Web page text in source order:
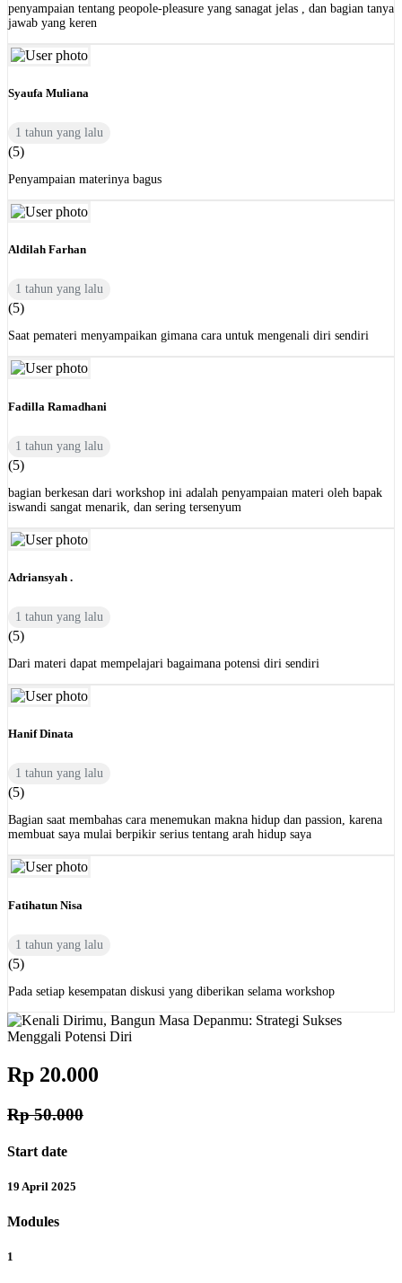
penyampaian tentang peopole-pleasure yang sanagat jelas , dan bagian tanya
jawab yang keren
Syaufa Muliana
1 tahun yang lalu
(5)
Penyampaian materinya bagus
Aldilah Farhan
1 tahun yang lalu
(5)
Saat pemateri menyampaikan gimana cara untuk mengenali diri sendiri
Fadilla Ramadhani
1 tahun yang lalu
(5)
bagian berkesan dari workshop ini adalah penyampaian materi oleh bapak
iswandi sangat menarik, dan sering tersenyum
Adriansyah .
1 tahun yang lalu
(5)
Dari materi dapat mempelajari bagaimana potensi diri sendiri
Hanif Dinata
1 tahun yang lalu
(5)
Bagian saat membahas cara menemukan makna hidup dan passion, karena
membuat saya mulai berpikir serius tentang arah hidup saya
Fatihatun Nisa
1 tahun yang lalu
(5)
Pada setiap kesempatan diskusi yang diberikan selama workshop
Rp 20.000
Rp 50.000
Start date
19 April 2025
Modules
1